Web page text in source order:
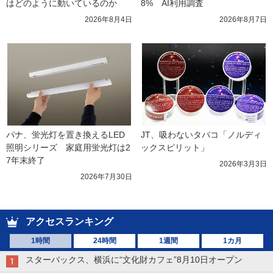
はどのように動いているのか
2026年8月4日
8%　AI利用調査
2026年8月7日
パナ、蛍光灯を置き換えるLED
照明シリーズ　家庭用蛍光灯は2
7年末終了
2026年7月30日
JT、吸わないタバコ「ノルディ
ックスピリット」
2026年3月3日
アクセスランキング
1時間 24時間 1週間 1カ月
スターバックス、横浜に“文化財カフェ”8月10日オープン